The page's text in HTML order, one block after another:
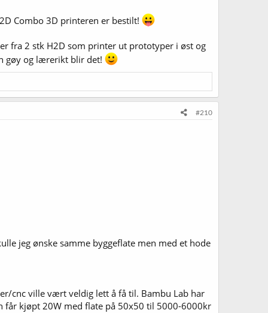
Combo 3D printeren er bestilt!
fra 2 stk H2D som printer ut prototyper i øst og
gøy og lærerikt blir det!
#210
jeg ønske samme byggeflate men med et hode
cnc ville vært veldig lett å få til. Bambu Lab har
kjøpt 20W med flate på 50x50 til 5000-6000kr